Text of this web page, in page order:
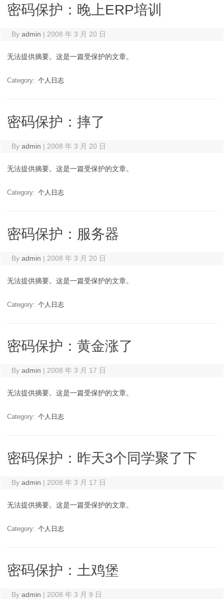
密码保护：晚上ERP培训
By admin | 2008 年 3 月 20 日
无法提供摘要。这是一篇受保护的文章。
Category: 个人日志
密码保护：摔了
By admin | 2008 年 3 月 20 日
无法提供摘要。这是一篇受保护的文章。
Category: 个人日志
密码保护：服务器
By admin | 2008 年 3 月 20 日
无法提供摘要。这是一篇受保护的文章。
Category: 个人日志
密码保护：黄金涨了
By admin | 2008 年 3 月 17 日
无法提供摘要。这是一篇受保护的文章。
Category: 个人日志
密码保护：昨天3个同学聚了下
By admin | 2008 年 3 月 17 日
无法提供摘要。这是一篇受保护的文章。
Category: 个人日志
密码保护：土鸡堡
By admin | 2008 年 3 月 9 日